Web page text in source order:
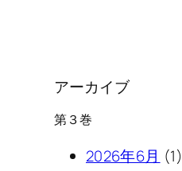
アーカイブ
第３巻
2026年6月 (1)